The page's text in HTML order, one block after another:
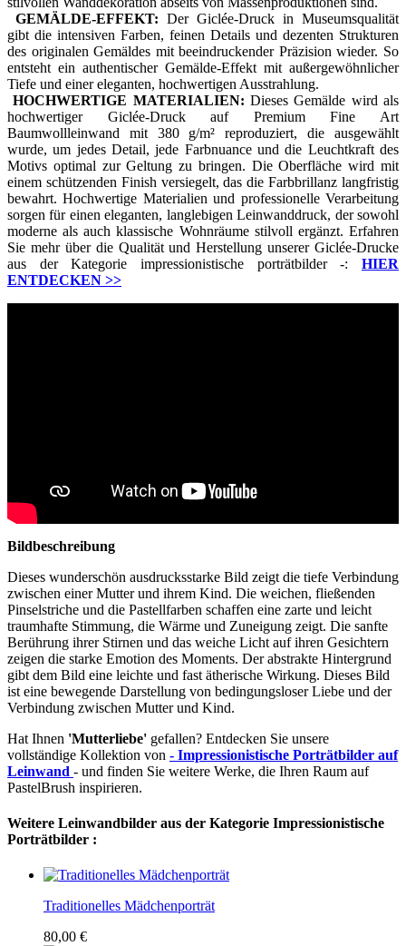
GEMÄLDE-EFFEKT: Der Giclée-Druck in Museumsqualität
gibt die intensiven Farben, feinen Details und dezenten Strukturen
des originalen Gemäldes mit beeindruckender Präzision wieder. So
entsteht ein authentischer Gemälde-Effekt mit außergewöhnlicher
Tiefe und einer eleganten, hochwertigen Ausstrahlung.
HOCHWERTIGE MATERIALIEN: Dieses Gemälde wird als
hochwertiger Giclée-Druck auf Premium Fine Art
Baumwollleinwand mit 380 g/m² reproduziert, die ausgewählt
wurde, um jedes Detail, jede Farbnuance und die Leuchtkraft des
Motivs optimal zur Geltung zu bringen. Die Oberfläche wird mit
einem schützenden Finish versiegelt, das die Farbbrillanz langfristig
bewahrt. Hochwertige Materialien und professionelle Verarbeitung
sorgen für einen eleganten, langlebigen Leinwanddruck, der sowohl
moderne als auch klassische Wohnräume stilvoll ergänzt. Erfahren
Sie mehr über die Qualität und Herstellung unserer Giclée-Drucke
aus der Kategorie impressionistische porträtbilder -: HIER
ENTDECKEN >>
Bildbeschreibung
Dieses wunderschön ausdrucksstarke Bild zeigt die tiefe Verbindung
zwischen einer Mutter und ihrem Kind. Die weichen, fließenden
Pinselstriche und die Pastellfarben schaffen eine zarte und leicht
traumhafte Stimmung, die Wärme und Zuneigung zeigt. Die sanfte
Berührung ihrer Stirnen und das weiche Licht auf ihren Gesichtern
zeigen die starke Emotion des Moments. Der abstrakte Hintergrund
gibt dem Bild eine leichte und fast ätherische Wirkung. Dieses Bild
ist eine bewegende Darstellung von bedingungsloser Liebe und der
Verbindung zwischen Mutter und Kind.
Hat Ihnen 'Mutterliebe' gefallen? Entdecken Sie unsere
vollständige Kollektion von - Impressionistische Porträtbilder auf
Leinwand - und finden Sie weitere Werke, die Ihren Raum auf
PastelBrush inspirieren.
Weitere Leinwandbilder aus der Kategorie Impressionistische
Porträtbilder :
Traditionelles Mädchenporträt
80,00 €